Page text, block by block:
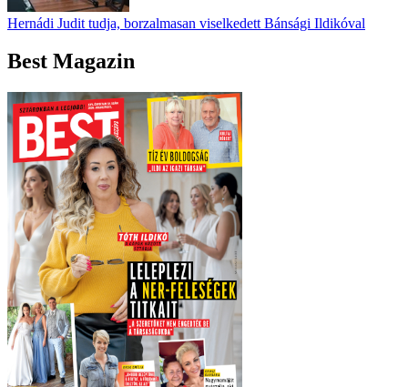
Hernádi Judit tudja, borzalmasan viselkedett Bánsági Ildikóval
Best Magazin